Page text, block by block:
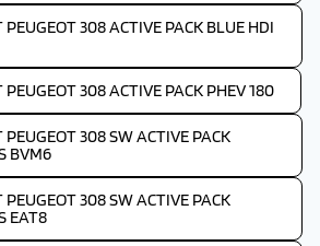
308 ACTIVE PACK BLUE HDI
308 ACTIVE PACK PHEV 180
308 SW ACTIVE PACK
BVM6
308 SW ACTIVE PACK
EAT8